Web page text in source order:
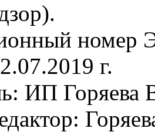
г.
ИП Горяева